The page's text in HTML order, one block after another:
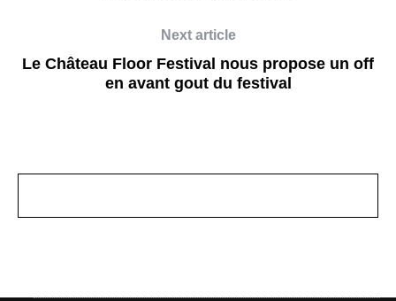
Next article
Le Château Floor Festival nous propose un off
en avant gout du festival